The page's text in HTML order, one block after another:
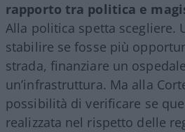
rapporto tra politica e
Alla politica spetta scegliere.
stabilire se fosse più
strada, finanziare un
un’infrastruttura. Ma alla
possibilità di verificare se
realizzata nel rispetto delle